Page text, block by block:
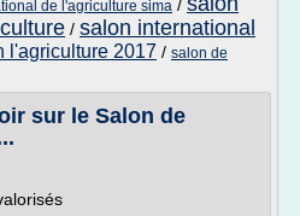
de l'agriculture sima /
/ salon international
l'agriculture 2017 / salon de
sur le Salon de